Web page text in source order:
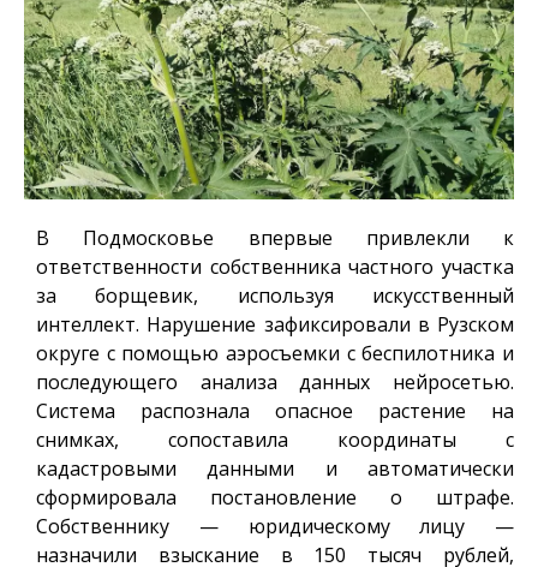
В Подмосковье впервые привлекли к
ответственности собственника частного участка
за борщевик, используя искусственный
интеллект. Нарушение зафиксировали в Рузском
округе с помощью аэросъемки с беспилотника и
последующего анализа данных нейросетью.
Система распознала опасное растение на
снимках, сопоставила координаты с
кадастровыми данными и автоматически
сформировала постановление о штрафе.
Собственнику — юридическому лицу —
назначили взыскание в 150 тысяч рублей,